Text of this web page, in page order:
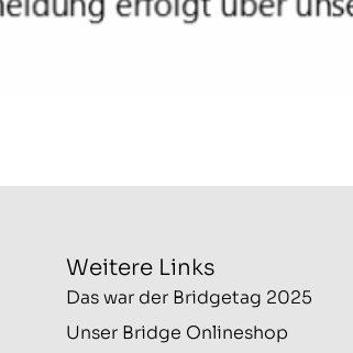
Weitere Links
Das war der Bridgetag 2025
Unser Bridge Onlineshop